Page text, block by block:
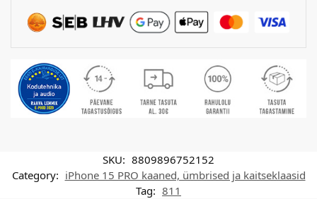
SKU: 8809896752152
Category: iPhone 15 PRO kaaned, ümbrised ja kaitseklaasid
Tag: 811